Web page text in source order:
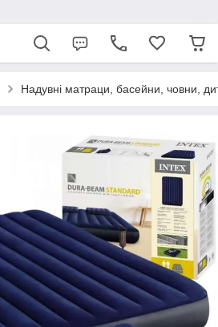
Надувні матраци, басейни, човни,